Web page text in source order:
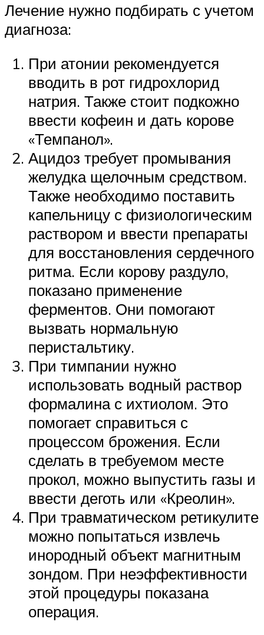
Лечение нужно подбирать с учетом
диагноза:
При атонии рекомендуется
вводить в рот гидрохлорид
натрия. Также стоит подкожно
ввести кофеин и дать корове
«Темпанол».
Ацидоз требует промывания
желудка щелочным средством.
Также необходимо поставить
капельницу с физиологическим
раствором и ввести препараты
для восстановления сердечного
ритма. Если корову раздуло,
показано применение
ферментов. Они помогают
вызвать нормальную
перистальтику.
При тимпании нужно
использовать водный раствор
формалина с ихтиолом. Это
помогает справиться с
процессом брожения. Если
сделать в требуемом месте
прокол, можно выпустить газы и
ввести деготь или «Креолин».
При травматическом ретикулите
можно попытаться извлечь
инородный объект магнитным
зондом. При неэффективности
этой процедуры показана
операция.